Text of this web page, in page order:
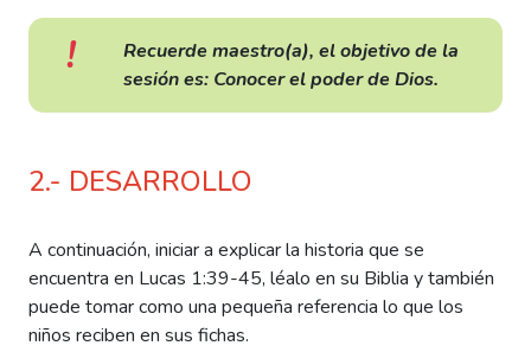
Recuerde maestro(a), el objetivo de la
sesión es: Conocer el poder de Dios.
2.- DESARROLLO
A continuación, iniciar a explicar la historia que se
encuentra en Lucas 1:39-45, léalo en su Biblia y también
puede tomar como una pequeña referencia lo que los
niños reciben en sus fichas.